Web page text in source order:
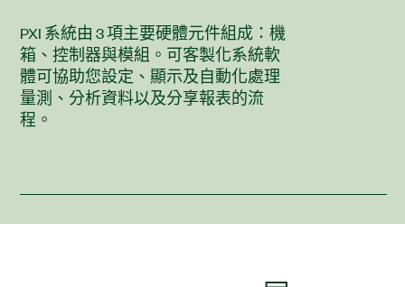
PXI 系統由 3 項主要硬體元件組成：機
箱、控制器與模組。可客製化系統軟
體可協助您設定、顯示及自動化處理
量測、分析資料以及分享報表的流
程。